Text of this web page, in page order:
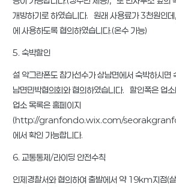
개방하기로 하였습니다. 원래 사용료가 3천원인
에 사용하도록 협의하였습니다.(온수 가능)
5. 숙박할인
설 악그란폰도 참가선수가 상남면에서 숙박하시면
남면민박협의회와 협의하였습니다. 할인폭은 업
업소 목록은 홈페이지
(http://granfondo.wix.com/
에서 확인 가능합니다.
6. 교통통제/라이딩 안전수칙
인제경찰서와 협의하여 출발에서 약 19km지점(